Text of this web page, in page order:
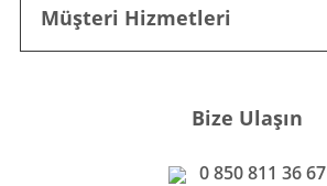
Müşteri Hizmetleri
Bize Ulaşın
0 850 811 36 67